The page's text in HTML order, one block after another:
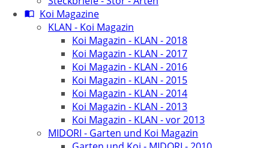
Koi Magazine
KLAN - Koi Magazin
Koi Magazin - KLAN - 2018
Koi Magazin - KLAN - 2017
Koi Magazin - KLAN - 2016
Koi Magazin - KLAN - 2015
Koi Magazin - KLAN - 2014
Koi Magazin - KLAN - 2013
Koi Magazin - KLAN - vor 2013
MIDORI - Garten und Koi Magazin